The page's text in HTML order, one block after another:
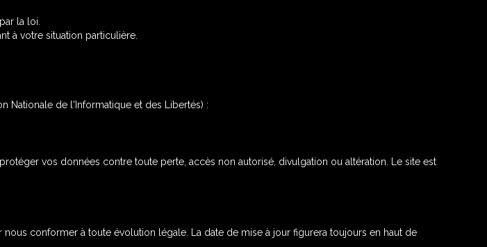
la loi.
à votre situation particulière.
Nationale de l'Informatique et des Libertés) :
vos données contre toute perte, accès non autorisé, divulgation ou altération. Le site est
conformer à toute évolution légale. La date de mise à jour figurera toujours en haut de